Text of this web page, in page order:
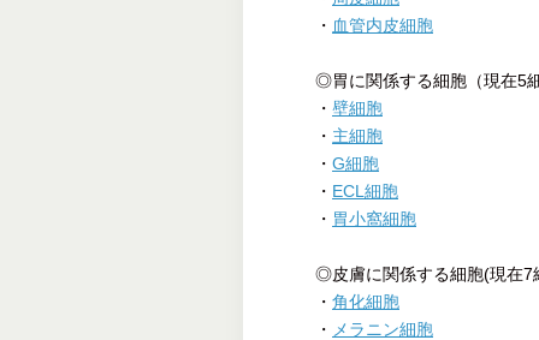
・ 血管内皮細胞
◎胃に関係する細胞（現在5細
・ 壁細胞
・ 主細胞
・ G細胞
・ ECL細胞
・ 胃小窩細胞
◎皮膚に関係する細胞(現在7
・ 角化細胞
・ メラニン細胞